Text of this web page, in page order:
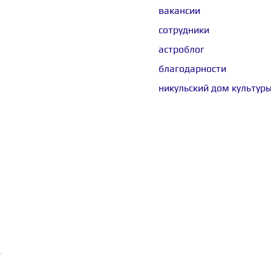
вакансии
сотрудники
астроблог
благодарности
никульский дом